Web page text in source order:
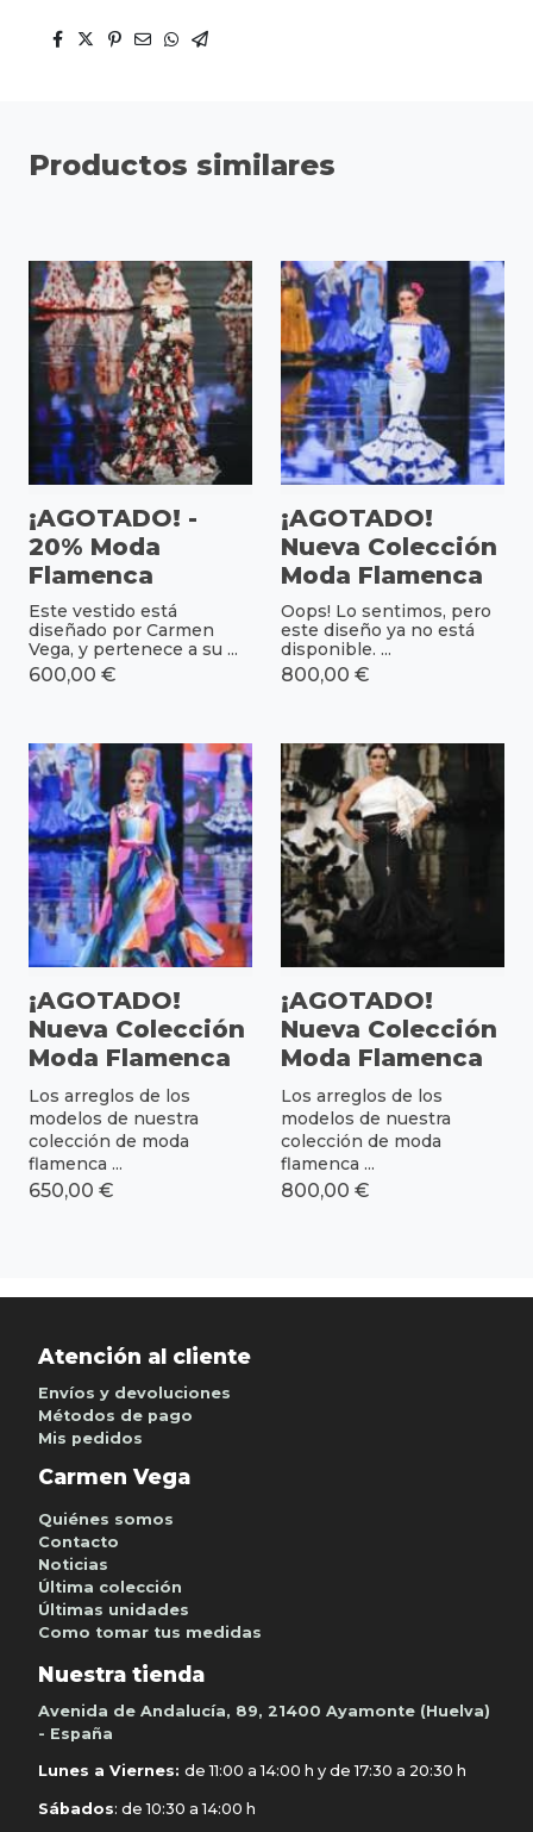
Productos similares
¡AGOTADO! -
20% Moda
Flamenca
Este vestido está
diseñado por Carmen
Vega, y pertenece a su ...
600,00 €
¡AGOTADO!
Nueva Colección
Moda Flamenca
Oops! Lo sentimos, pero
este diseño ya no está
disponible. ...
800,00 €
¡AGOTADO!
Nueva Colección
Moda Flamenca
Los arreglos de los
modelos de nuestra
colección de moda
flamenca ...
650,00 €
¡AGOTADO!
Nueva Colección
Moda Flamenca
Los arreglos de los
modelos de nuestra
colección de moda
flamenca ...
800,00 €
Atención al cliente
Envíos y devoluciones
Métodos de pago
Mis pedidos
Carmen Vega
Quiénes somos
Contacto
Noticias
Última colección
Últimas unidades
Como tomar tus medidas
Nuestra tienda
Avenida de Andalucía, 89, 21400 Ayamonte (Huelva)
- España
Lunes a Viernes: de 11:00 a 14:00 h y de 17:30 a 20:30 h
Sábados: de 10:30 a 14:00 h